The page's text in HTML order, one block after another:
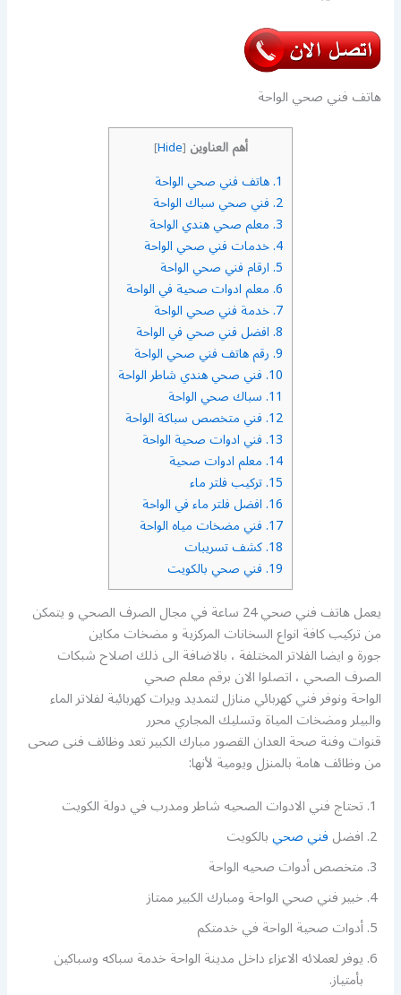
هاتف فني صحي الواحة
أهم العناوين [
Hide
]
1. هاتف فني صحي الواحة
2. فني صحي سباك الواحة
3. معلم صحي هندي الواحة
4. خدمات فني صحي الواحة
5. ارقام فني صحي الواحة
6. معلم ادوات صحية في الواحة
7. خدمة فني صحي الواحة
8. افضل فني صحي في الواحة
9. رقم هاتف فني صحي الواحة
10. فني صحي هندي شاطر الواحة
11. سباك صحي الواحة
12. فني متخصص سباكة الواحة
13. فني ادوات صحية الواحة
14. معلم ادوات صحية
15. تركيب فلتر ماء
16. افضل فلتر ماء في الواحة
17. فني مضخات مياه الواحة
18. كشف تسريبات
19. فني صحي بالكويت
يعمل هاتف فني صحي 24 ساعة في مجال الصرف الصحي و يتمكن
من تركيب كافة انواع السخانات المركزية و مضخات مكاين
جورة و ايضا الفلاتر المختلفة ، بالاضافة الى ذلك اصلاح شبكات
الصرف الصحي ، اتصلوا الان برقم معلم صحي
الواحة ونوفر فني كهربائي منازل لتمديد ويرات كهربائية لفلاتر الماء
والبيلر ومضخات المياة وتسليك المجاري محرر
قنوات وفنة صحة العدان القصور مبارك الكبير تعد وظائف فنى صحى
من وظائف هامة بالمنزل ويومية لأنها:
تحتاج فني الادوات الصحيه شاطر ومدرب في دولة الكويت
افضلفني صحيبالكويت
متخصص أدوات صحيه الواحة
خبير فني صحي الواحة ومبارك الكبير ممتاز
أدوات صحية الواحة في خدمتكم
يوفر لعملائه الاعزاء داخل مدينة الواحة خدمة سباكه وسباكين
بأمتياز.